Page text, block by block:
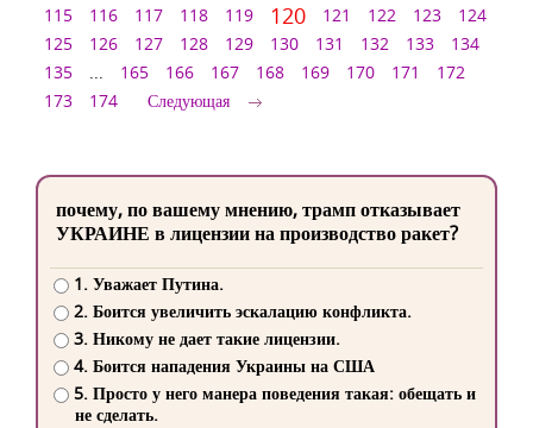
115
116 117 118 119 120 121 122 123
124
125
126 127 128 129 130 131 132 133
134
135
... 165 166 167 168 169 170 171
172
173
174 Следующая
почему, по вашему мнению, трамп отказывает
УКРАИНЕ в лицензии на производство ракет?
1. Уважает Путина.
2. Боится увеличить эскалацию конфликта.
3. Никому не дает такие лицензии.
4. Боится нападения Украины на США
5. Просто у него манера поведения такая: обещать и
не сделать.